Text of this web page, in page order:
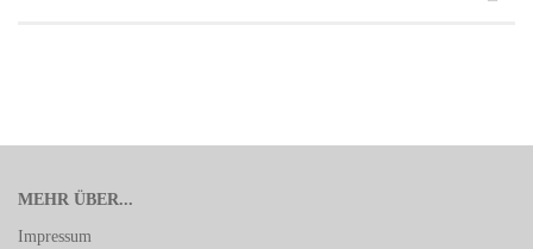
MEHR ÜBER...
Impressum